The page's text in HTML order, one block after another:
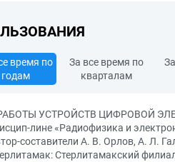
время по
годам
За все время по
кварталам
УСТРОЙСТВ ЦИФРОВОЙ
лине «Радиофизика и
составители А. В. Орлов, А. Л.
Стерлитамакский